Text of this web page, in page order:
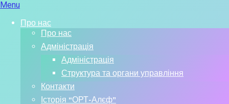
Menu
Про нас
Про нас
Адміністрація
Адміністрація
Структура та органи управління
Контакти